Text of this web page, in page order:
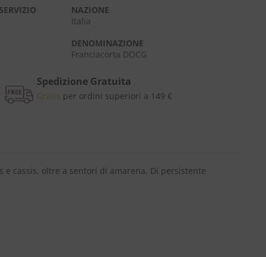
NAZIONE
Italia
DENOMINAZIONE
Franciacorta DOCG
Spedizione Gratuita
Gratis per ordini superiori a 149 €
cassis, oltre a sentori di amarena. Di persistente